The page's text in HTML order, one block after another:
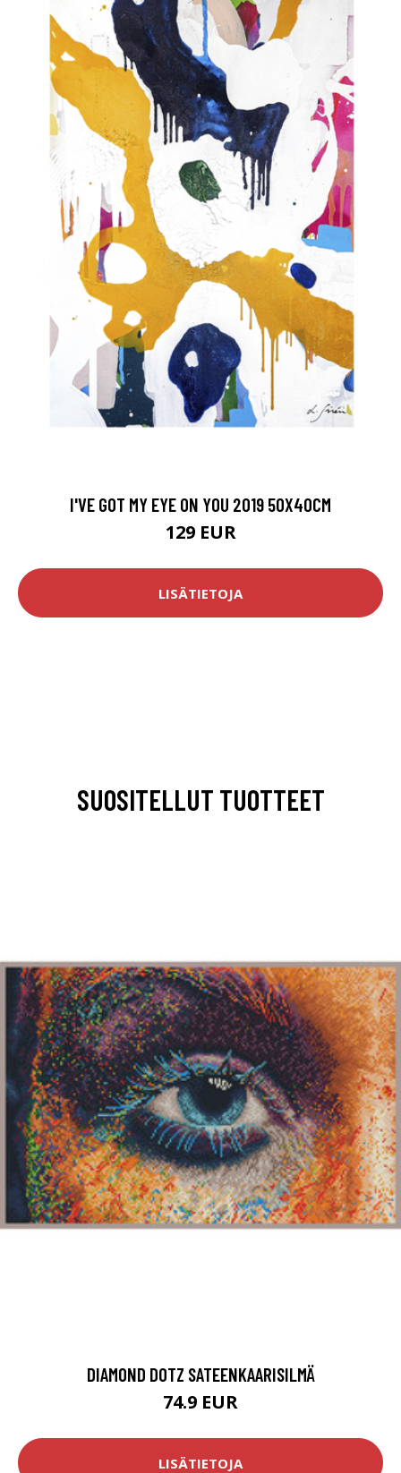
I'VE GOT MY EYE ON YOU 2019 50X40CM
129 EUR
LISÄTIETOJA
SUOSITELLUT TUOTTEET
DIAMOND DOTZ SATEENKAARISILMÄ
74.9 EUR
LISÄTIETOJA